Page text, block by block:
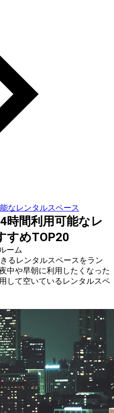
なレンタルスペース
時間利用可能なレ
すめTOP20
ーム
るレンタルスペースをラン
中や早朝に利用したくなった
して空いているレンタルスペ